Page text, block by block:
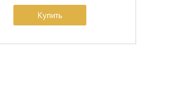
Купить